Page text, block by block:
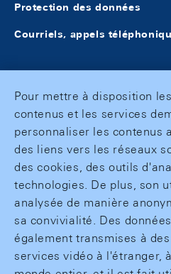
Protection des données
Courriels, appels
Pour mettre à disposition
contenus et les services
personnaliser les contenus
des liens vers les réseaux
des cookies, des outils
technologies. De plus, son
analysée de manière
sa convivialité. Des
également transmises à
services vidéo à l'étranger,